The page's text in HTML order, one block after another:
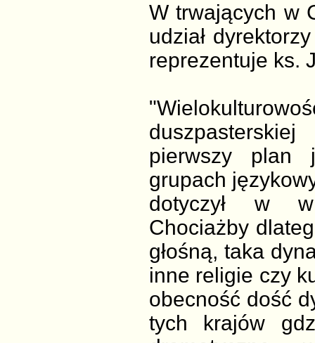
W trwających w
udział
reprezentuje ks.
pierwszy plan
grupach
dotyczył w
Chociażby
głośną, taka
inne religie czy
obecność dość
tych krajów